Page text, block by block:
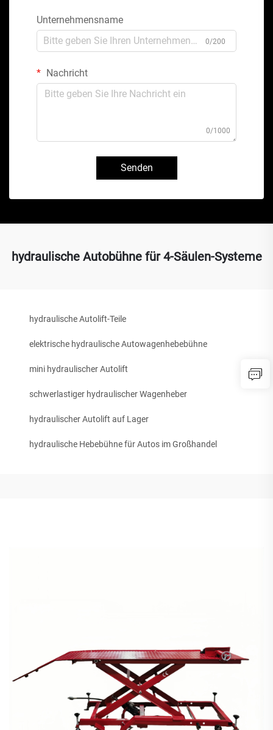
Unternehmensname
0/200
Nachricht
0/1000
Senden
hydraulische Autobühne für 4-Säulen-Systeme
hydraulische Autolift-Teile
elektrische hydraulische Autowagenhebebühne
mini hydraulischer Autolift
schwerlastiger hydraulischer Wagenheber
hydraulischer Autolift auf Lager
hydraulische Hebebühne für Autos im Großhandel